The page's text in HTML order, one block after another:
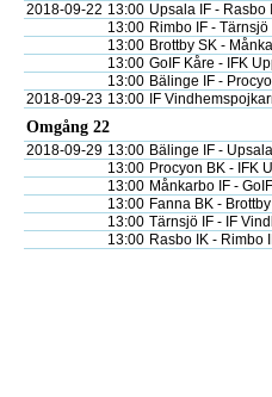
2018-09-22 13:00 Upsala IF - Rasbo
13:00 Rimbo IF - Tärnsjö
13:00 Brottby SK -
13:00 GoIF Kåre - IFK
13:00 Bälinge IF -
2018-09-23 13:00 IF
Omgång 22
2018-09-29 13:00 Bälinge IF -
13:00 Procyon BK - IFK
13:00 Månkarbo IF -
13:00 Fanna BK -
13:00 Tärnsjö IF - IF
13:00 Rasbo IK - Rimbo